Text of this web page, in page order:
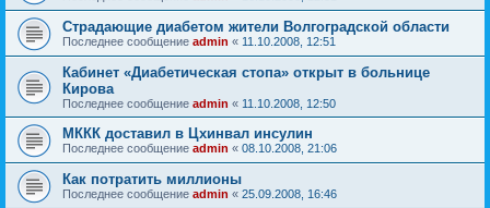
Страдающие диабетом жители Волгоградской области
Последнее сообщение admin « 11.10.2008, 12:51
Кабинет «Диабетическая стопа» открыт в больнице
Кирова
Последнее сообщение admin « 11.10.2008, 12:50
МККК доставил в Цхинвал инсулин
Последнее сообщение admin « 08.10.2008, 21:06
Как потратить миллионы
Последнее сообщение admin « 25.09.2008, 16:46